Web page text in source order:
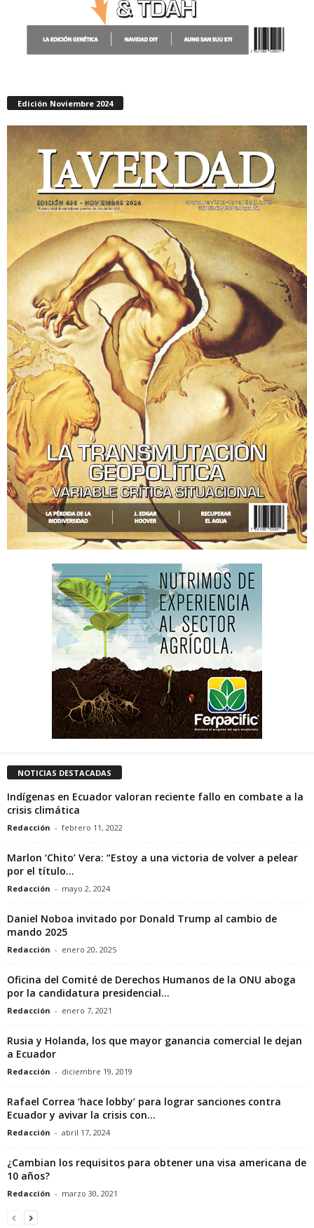
Edición Noviembre 2024
NOTICIAS DESTACADAS
Indígenas en Ecuador valoran reciente fallo en combate a la
crisis climática
Redacción - febrero 11, 2022
Marlon ‘Chito’ Vera: “Estoy a una victoria de volver a pelear
por el título...
Redacción - mayo 2, 2024
Daniel Noboa invitado por Donald Trump al cambio de
mando 2025
Redacción - enero 20, 2025
Oficina del Comité de Derechos Humanos de la ONU aboga
por la candidatura presidencial...
Redacción - enero 7, 2021
Rusia y Holanda, los que mayor ganancia comercial le dejan
a Ecuador
Redacción - diciembre 19, 2019
Rafael Correa ‘hace lobby’ para lograr sanciones contra
Ecuador y avivar la crisis con...
Redacción - abril 17, 2024
¿Cambian los requisitos para obtener una visa americana de
10 años?
Redacción - marzo 30, 2021